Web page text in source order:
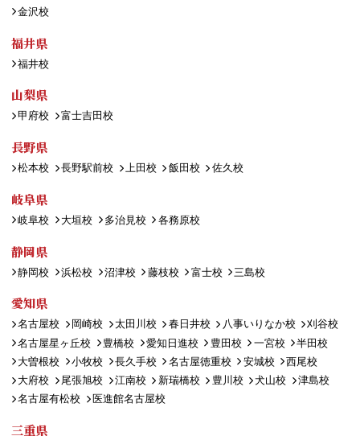
金沢校
福井県
福井校
山梨県
甲府校 富士吉田校
長野県
松本校 長野駅前校 上田校 飯田校 佐久校
岐阜県
岐阜校 大垣校 多治見校 各務原校
静岡県
静岡校 浜松校 沼津校 藤枝校 富士校 三島校
愛知県
名古屋校 岡崎校 太田川校 春日井校 八事いりなか校
刈谷校
名古屋星ヶ丘校
豊橋校 愛知日進校 豊田校 一宮校
半田校
大曽根校
小牧校 長久手校 名古屋徳重校 安城校
西尾校
大府校
尾張旭校 江南校 新瑞橋校 豊川校 犬山校
津島校
名古屋有松校
医進館名古屋校
三重県